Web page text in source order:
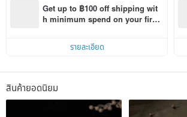
Get up to ฿100 off shipping wit
h minimum spend on your first
รายละเอียด
สินค้ายอดนิยม